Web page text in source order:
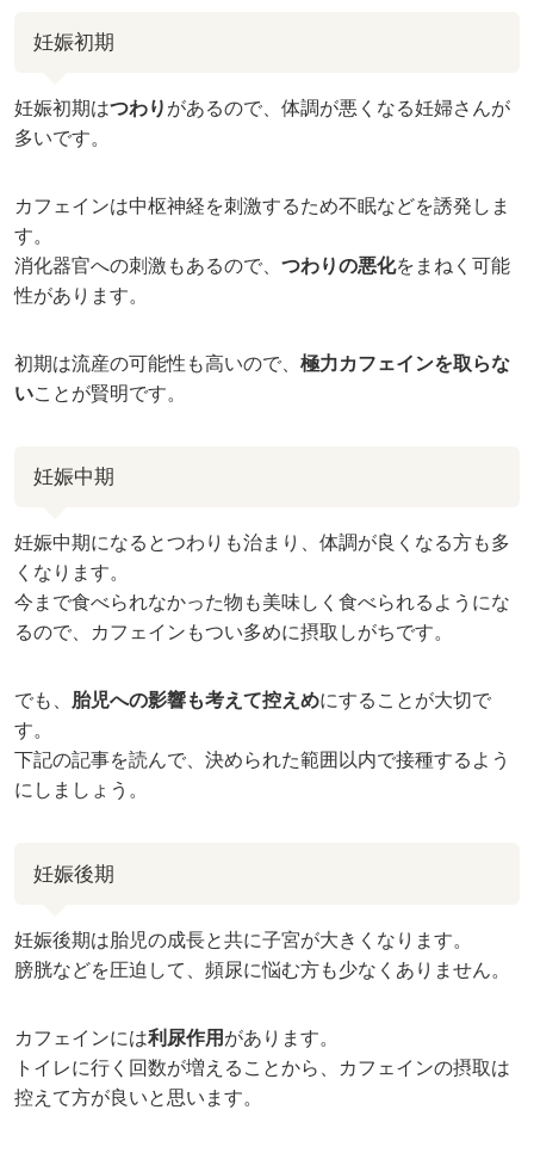
妊娠初期
妊娠初期はつわり があるので、体調が悪くなる妊婦さんが
多いです。
カフェインは中枢神経を刺激するため不眠などを誘発しま
す。
消化器官への刺激もあるので、 つわりの悪化をまねく可能
性があります。
初期は流産の可能性も高いので、 極力カフェインを取らな
いことが賢明です。
妊娠中期
妊娠中期になるとつわりも治まり、体調が良くなる方も多
くなります。
今まで食べられなかった物も美味しく食べられるようにな
るので、カフェインもつい多めに摂取しがちです。
でも、 胎児への影響も考えて控えめにすることが大切で
す。
下記の記事を読んで、決められた範囲以内で接種するよう
にしましょう。
妊娠後期
妊娠後期は胎児の成長と共に子宮が大きくなります。
膀胱などを圧迫して、頻尿に悩む方も少なくありません。
カフェインには利尿作用 があります。
トイレに行く回数が増えることから、カフェインの摂取は
控えて方が良いと思います。